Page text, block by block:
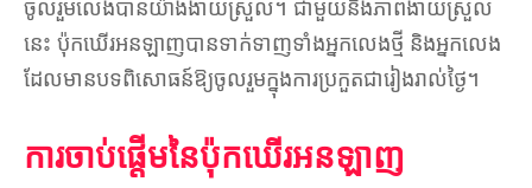
ចូលរួមលេងបានយ៉ាងងាយស្រួល។ ជាមួយនឹងភាពងាយស្រួល
នេះ ប៉ុកឃើរអនឡាញបានទាក់ទាញទាំងអ្នកលេងថ្មី និងអ្នកលេង
ដែលមានបទពិសោធន៍ឱ្យចូលរួមក្នុងការប្រកួតជារៀងរាល់ថ្ងៃ។
ការចាប់ផ្តើមនៃប៉ុកឃើរអនឡាញ